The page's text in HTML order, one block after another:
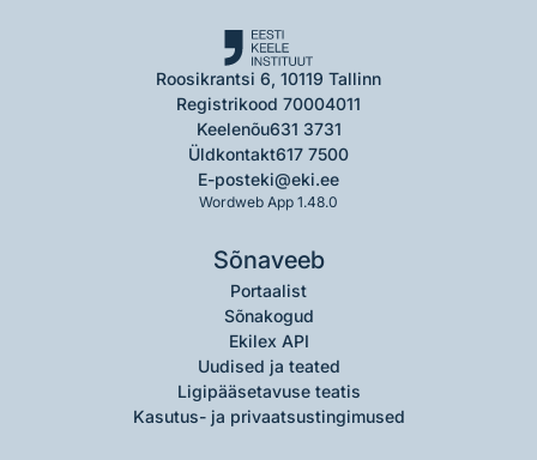
Roosikrantsi 6, 10119 Tallinn
Registrikood 70004011
Keelenõu631 3731
Üldkontakt617 7500
E-posteki@eki.ee
Wordweb App 1.48.0
Sõnaveeb
Portaalist
Sõnakogud
Ekilex API
Uudised ja teated
Ligipääsetavuse teatis
Kasutus- ja privaatsustingimused